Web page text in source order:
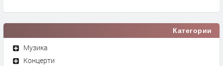
Категории
Музика
Концерти